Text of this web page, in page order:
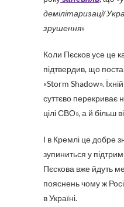
демілітаризації
зрушення»
Коли Пєсков усе це
підтвердив, що
«Storm Shadow».
суттєво перекриває
цілі СВО», а й більш
І в Кремлі це добре
зупиниться у
Пєскова вже йдуть
пояснень чому ж
в Україні.